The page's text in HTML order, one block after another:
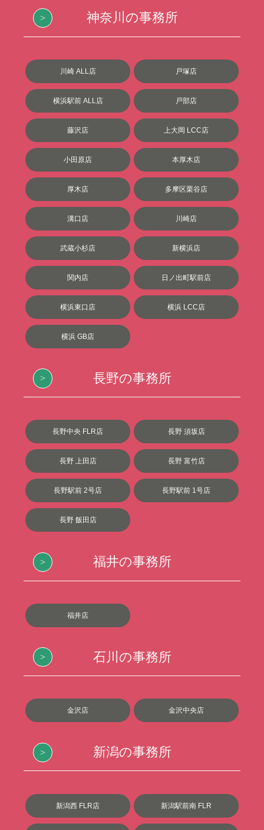
神奈川の事務所
川崎 ALL店 戸塚店
横浜駅前 ALL店 戸部店
藤沢店 上大岡 LCC店
小田原店 本厚木店
厚木店 多摩区栗谷店
溝口店 川崎店
武蔵小杉店 新横浜店
関内店 日ノ出町駅前店
横浜東口店 横浜 LCC店
横浜 GB店
長野の事務所
長野中央 FLR店 長野 須坂店
長野 上田店 長野 富竹店
長野駅前 2号店 長野駅前 1号店
長野 飯田店
福井の事務所
福井店
石川の事務所
金沢店 金沢中央店
新潟の事務所
新潟西 FLR店 新潟駅前南 FLR